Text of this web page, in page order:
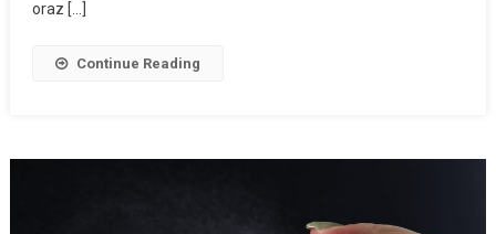
oraz […]
Continue Reading